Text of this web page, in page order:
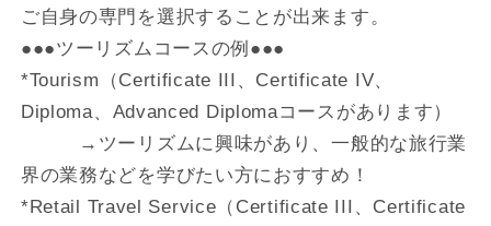
ご自身の専門を選択することが出来ます。
●●●ツーリズムコースの例●●●
*Tourism（Certificate III、Certificate IV、
Diploma、Advanced Diplomaコースがあります）
→ツーリズムに興味があり、一般的な旅行業
界の業務などを学びたい方におすすめ！
*Retail Travel Service（Certificate III、Certificate